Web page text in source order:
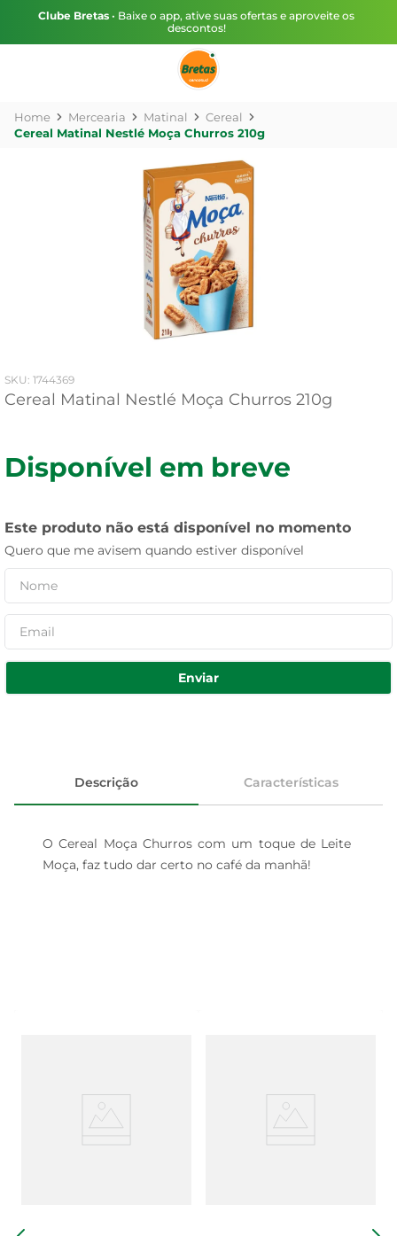
Clube Bretas • Baixe o app, ative suas ofertas e aproveite os
descontos!
Mercearia Matinal
Cereal
Cereal Matinal Nestlé Moça Churros 210g
: 1744369
Cereal Matinal Nestlé Moça Churros 210g
Disponível em breve
Este produto não está disponível no momento
Quero que me avisem quando estiver disponível
Enviar
Descrição Características
O Cereal Moça Churros com um toque de Leite
Moça, faz tudo dar certo no café da manhã!